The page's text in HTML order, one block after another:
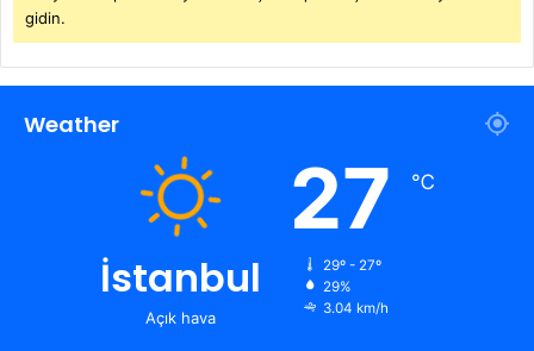
gidin.
Weather
İstanbul
Açık hava
27 ℃
29º - 27º
29%
3.04 km/h